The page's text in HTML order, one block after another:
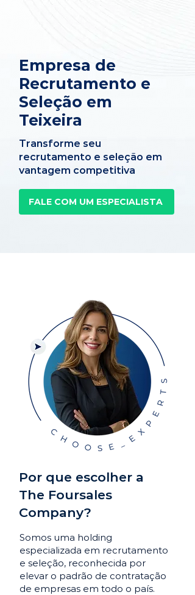
Empresa de
Recrutamento e
Seleção em
Teixeira
Transforme seu
recrutamento e seleção em
vantagem competitiva
FALE COM UM ESPECIALISTA
Por que escolher a
The Foursales
Company?
Somos uma holding
especializada em recrutamento
e seleção, reconhecida por
elevar o padrão de contratação
de empresas em todo o país.